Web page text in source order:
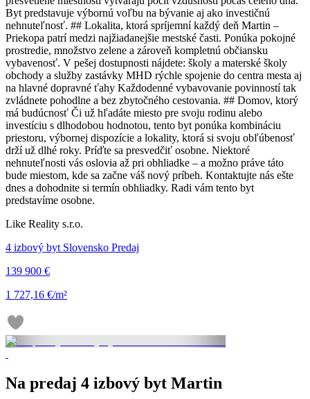
Byt predstavuje výbornú voľbu na bývanie aj ako investičnú
nehnuteľnosť. ## Lokalita, ktorá spríjemní každý deň Martin –
Priekopa patrí medzi najžiadanejšie mestské časti. Ponúka pokojné
prostredie, množstvo zelene a zároveň kompletnú občiansku
vybavenosť. V pešej dostupnosti nájdete: školy a materské školy
obchody a služby zastávky MHD rýchle spojenie do centra mesta aj
na hlavné dopravné ťahy Každodenné vybavovanie povinností tak
zvládnete pohodlne a bez zbytočného cestovania. ## Domov, ktorý
má budúcnosť Či už hľadáte miesto pre svoju rodinu alebo
investíciu s dlhodobou hodnotou, tento byt ponúka kombináciu
priestoru, výbornej dispozície a lokality, ktorá si svoju obľúbenosť
drží už dlhé roky. Príďte sa presvedčiť osobne. Niektoré
nehnuteľnosti vás oslovia až pri obhliadke – a možno práve táto
bude miestom, kde sa začne váš nový príbeh. Kontaktujte nás ešte
dnes a dohodnite si termín obhliadky. Radi vám tento byt
predstavíme osobne.
Like Reality s.r.o.
4 izbový byt Slovensko Predaj
139 900 €
1 727,16 €/m²
Na predaj 4 izbový byt Martin